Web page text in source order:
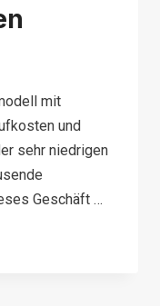
mit
und
sehr niedrigen
Geschäft …